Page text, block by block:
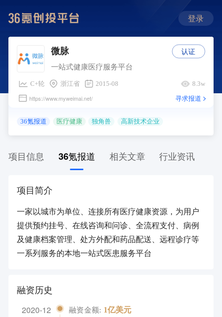
登录
微脉
一站式健康医疗服务平台
C+轮 浙江省 2015-08 8.3w
https://www.myweimai.net/ 寻求报道
36氪报道 医疗健康 独角兽 高新技术企业
认证
项目信息 36氪报道 相关文章 行业资讯
项目简介
一家以城市为单位、连接所有医疗健康资源，为用户
提供预约挂号、在线咨询和问诊、全流程支付、病例
及健康档案管理、处方外配和药品配送、远程诊疗等
一系列服务的本地一站式医患服务平台
融资历史
2020-12 融资金额: 1亿美元